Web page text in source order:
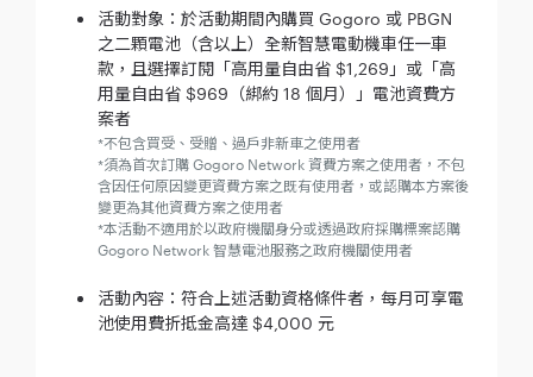
活動對象：於活動期間內購買 Gogoro 或 PBGN
之二顆電池（含以上）全新智慧電動機車任一車
款，且選擇訂閱「高用量自由省 $1,269」或「高
用量自由省 $969（綁約 18 個月）」電池資費方
案者
*不包含買受、受贈、過戶非新車之使用者
*須為首次訂購 Gogoro Network 資費方案之使用者，不包
含因任何原因變更資費方案之既有使用者，或認購本方案後
變更為其他資費方案之使用者
*本活動不適用於以政府機關身分或透過政府採購標案認購
Gogoro Network 智慧電池服務之政府機關使用者
活動內容：符合上述活動資格條件者，每月可享電
池使用費折抵金高達 $4,000 元